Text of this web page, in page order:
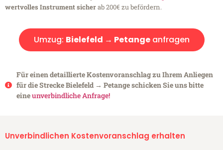
wertvolles Instrument sicherab 200€ zu befördern.
Umzug: Bielefeld → Petangeanfragen
Für einen detaillierte Kostenvoranschlag zu Ihrem Anliegen
für die Strecke Bielefeld → Petange schicken Sie uns bitte
eineunverbindliche Anfrage!
Unverbindlichen Kostenvoranschlag erhalten